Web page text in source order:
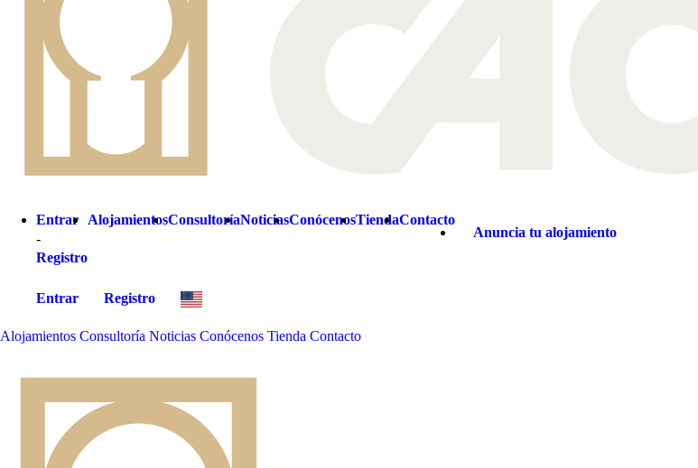
Entrar
-
Registro
AlojamientosConsultoríaNoticiasConócenosTiendaContacto
Anuncia tu alojamiento
Entrar Registro
Alojamientos Consultoría Noticias Conócenos Tienda Contacto